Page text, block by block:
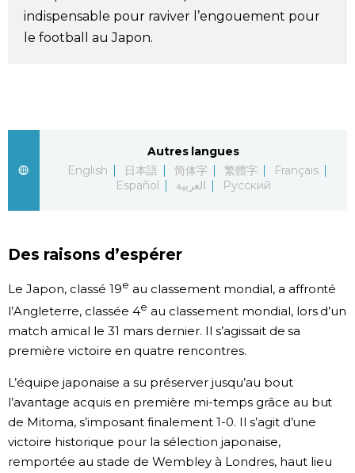
Personnages
indispensable pour raviver l’engouement pour
le football au Japon.
Autres langues
English
日本語 简体字 繁體字
Français
Español
العربية Русский
Des raisons d’espérer
Le Japon, classé 19e au classement mondial, a affronté
l’Angleterre, classée 4e au classement mondial, lors d’un
match amical le 31 mars dernier. Il s’agissait de sa
première victoire en quatre rencontres.
L’équipe japonaise a su préserver jusqu’au bout
l’avantage acquis en première mi-temps grâce au but
de Mitoma, s’imposant finalement 1-0. Il s’agit d’une
victoire historique pour la sélection japonaise,
remportée au stade de Wembley à Londres, haut lieu